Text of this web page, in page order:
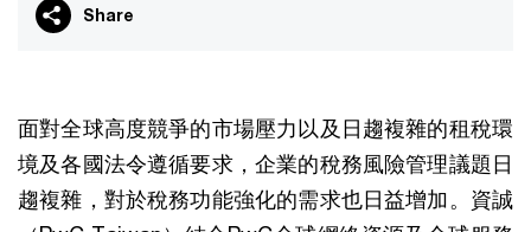
Share
面對全球高度競爭的市場壓力以及日趨複雜的租稅環
境及各國法令遵循要求，企業的稅務風險管理議題日
趨複雜，對於稅務功能強化的需求也日益增加。資誠